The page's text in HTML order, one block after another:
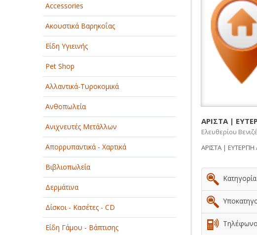
ΑΥΤΟΚΙΝΗΤΑ - ΜΗΧΑΝΕΣ - ΣΚΑΦΗ
ΔΙΑΣΚΕΔΑΣΗ - ΨΥΧΑΓΩΓΙΑ - ΤΕΧΝΕΣ
ΔΙΑΦΗΜΙΣΗ - ΜΜΕ
ΕΚΚΛΗΣΙΕΣ - ΦΙΛΑΝΘΡΩΠΙΚΑ
ΣΩΜΑΤΕΙΑ
ΕΚΠΑΙΔΕΥΣΗ - ΣΧΟΛΕΣ
ΕΜΠΟΡΙΟ - ΕΜΠΟΡΙΚΑ
ΚΑΤΑΣΤΗΜΑΤΑ
ΕΡΓΟΣΤΑΣΙΑ - ΒΙΟΜΗΧΑΝΙΕΣ
ΞΕΝΟΔΟΧΕΙΑ - ΤΟΥΡΙΣΜΟΣ
ΟΜΟΡΦΙΑ
ΠΑΡΟΧΗ ΥΠΗΡΕΣΙΩΝ
ΤΕΧΝΙΚΑ - ΚΑΤΑΣΚΕΥΑΣΤΙΚΑ
Accessories
Ακουστικά Βαρηκοΐας
Είδη Υγιεινής
Pet Shop
Αλλαντικά-Τυροκομικά
Ανθοπωλεία
Ανιχνευτές Μετάλλων
Απορρυπαντικά - Χαρτικά
Βιβλιοπωλεία
Δερμάτινα
Δίσκοι - Κασέτες - CD
Είδη Γάμου - Βάπτισης
ΑΡΙΣΤΑ |
Ελευθερίου
ΑΡΙΣΤΑ |
Κατηγορία
Τηλέφωνο